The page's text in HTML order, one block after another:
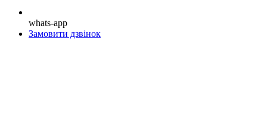
whats-app
Замовити дзвінок